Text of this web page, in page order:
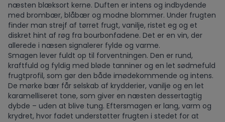
næsten blæksort kerne. Duften er intens og indbydende
med brombær, blåbær og modne blommer. Under frugten
finder man strejf af tørret frugt, vanilje, ristet eg og et
diskret hint af røg fra bourbonfadene. Det er en vin, der
allerede i næsen signalerer fylde og varme.
Smagen lever fuldt op til forventningen. Den er rund,
kraftfuld og fyldig med bløde tanniner og en let sødmefuld
frugtprofil, som gør den både imødekommende og intens.
De mørke bær får selskab af krydderier, vanilje og en let
karamelliseret tone, som giver en næsten dessertagtig
dybde – uden at blive tung. Eftersmagen er lang, varm og
krydret, hvor fadet understøtter frugten i stedet for at